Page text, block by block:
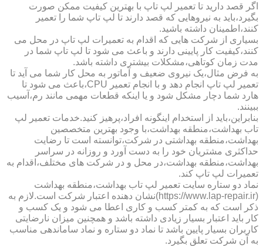
اگر قصد دارید تا تعمیر لپ تاپ با بهترین کیفیت ممکن صورت
بگیرد،باید به نیروهایی که قصد دارند تا لپ تاپ شما را تعمیر
کنند،اطمینان داشته باشید.
بسیاری از شرکت هایی که اقدام به تعمیرات لپ تاپ در محل می
کنند،کیفیت کار پایینی دارند و باعث می شود تا لپ تاپ شما در
مدت زمان کوتاهی،مشکلات بیشتری داشته باشد.
به فرض مثال،یک نیروی ضعیف و آماتور به محل کار شما می آید تا
تعمیر لپ تاپ انجام دهد و با انجام تعمیر CPU،باعث می شود تا
هارد شما دچار مشکل شود و یا اینکه قطعات مهمی مانند رم،آسیب
ببینند.
بنابراین،باید از استخدام اینگونه افراد،پرهیز کنید.خدمات تعمیر لپ
تاب بهداشت،منطقه بهداشت،با وجود بهترین متخصصین
بهداشت،منطقه بهداشتی در شرکت،توانسته است تا رضایت
حداکثری مشتریان خود را به دست آورد و روزانه در سراسر
بهداشت،منطقه بهداشت،در محل و در شرکت های مختلف،اقدام به
تعمیرات لپ تاپ کند.
نماد دو ستاره سایت تعمیر لپ تاب بهداشت،منطقه بهداشت
(https://www.lap-repair.ir)نشان دهنده اعتبار شرکت است.لازم به
ذکر است که به کمتر کسب و کاری اعطا می شود و یک کسب و
کار باید اعتبار بسیار زیادی داشته باشد و همچنین میزان نارضایتی
کاربران بسیار پایین باشد تا نماد دو ستاره و نماد ساماندهی مناسب
به آن شرکت تعلق بگیرد.